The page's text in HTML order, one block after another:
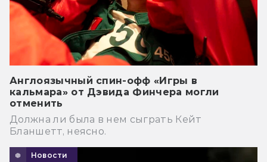
Англоязычный спин-офф «Игры в
кальмара» от Дэвида Финчера могли
отменить
Должна ли была в нем сыграть Кейт
Бланшетт, неясно.
Новости